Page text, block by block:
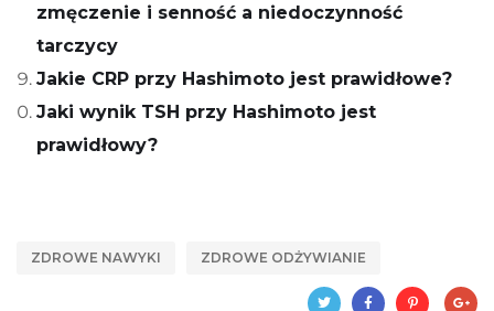
zmęczenie i senność a niedoczynność
tarczycy
Jakie CRP przy Hashimoto jest prawidłowe?
Jaki wynik TSH przy Hashimoto jest
prawidłowy?
ZDROWE NAWYKI ZDROWE ODŻYWIANIE